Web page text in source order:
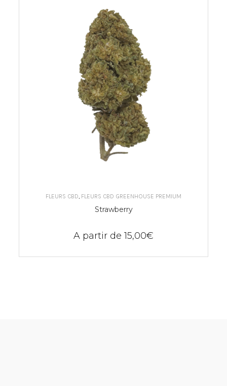
CHOIX DES OPTIONS
FLEURS CBD, FLEURS CBD GREENHOUSE PREMIUM
Strawberry
A partir de 15,00€